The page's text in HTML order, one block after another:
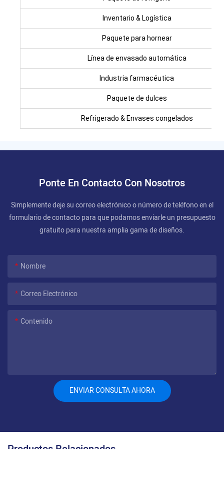
Inventario & Logística
Paquete para hornear
Línea de envasado automática
Industria farmacéutica
Paquete de dulces
Refrigerado & Envases congelados
Ponte En Contacto Con Nosotros
Simplemente deje su correo electrónico o número de teléfono en el
formulario de contacto para que podamos enviarle un presupuesto
gratuito para nuestra amplia gama de diseños.
Nombre
Correo Electrónico
Contenido
ENVIAR CONSULTA AHORA
Productos Relacionados